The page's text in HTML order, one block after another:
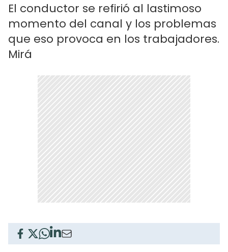
El conductor se refirió al lastimoso
momento del canal y los problemas
que eso provoca en los trabajadores.
Mirá